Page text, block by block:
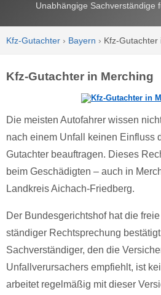
Unabhängige Sachverständige
Kfz-Gutachter › Bayern › Kfz-Gutachter
Kfz-Gutachter in Merching
Die meisten Autofahrer wissen
nach einem Unfall keinen Einfluss
Gutachter beauftragen. Dieses
beim Geschädigten – auch in
Landkreis Aichach-Friedberg.
Der Bundesgerichtshof hat die
ständiger Rechtsprechung
Sachverständiger, den die
Unfallverursachers empfiehlt, ist
arbeitet regelmäßig mit dieser